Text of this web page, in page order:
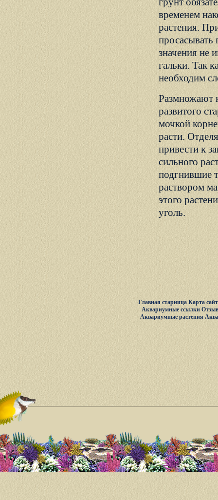
временем
растения.
значения не
гальки. Так
необходим
Размножают
развитого
мочкой
расти.
привести к
сильного
подгнившие
раствором
этого
уголь.
Главная старница Карта
Аквариумные ссылки
Аквариумные растения